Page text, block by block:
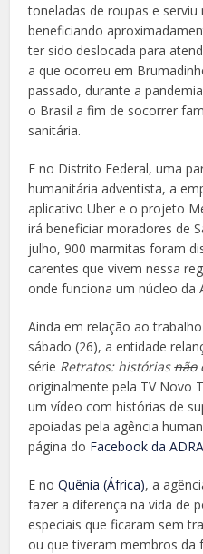
toneladas de roupas e
beneficiando
ter sido deslocada para
a que ocorreu em
passado, durante a
o Brasil a fim de socorrer
sanitária.
E no Distrito Federal, uma
humanitária adventista, a
aplicativo Uber e o projeto
irá beneficiar moradores de
julho, 900 marmitas foram
carentes que vivem nessa
onde funciona um núcleo da
Ainda em relação ao
sábado (26), a entidade
série Retratos: históriasnão
originalmente pela TV Novo
um vídeo com histórias de
apoiadas pela agência
página do Facebook da
E noQuênia (África), a
fazer a diferença na vida de
especiais que ficaram sem
ou que tiveram membros da